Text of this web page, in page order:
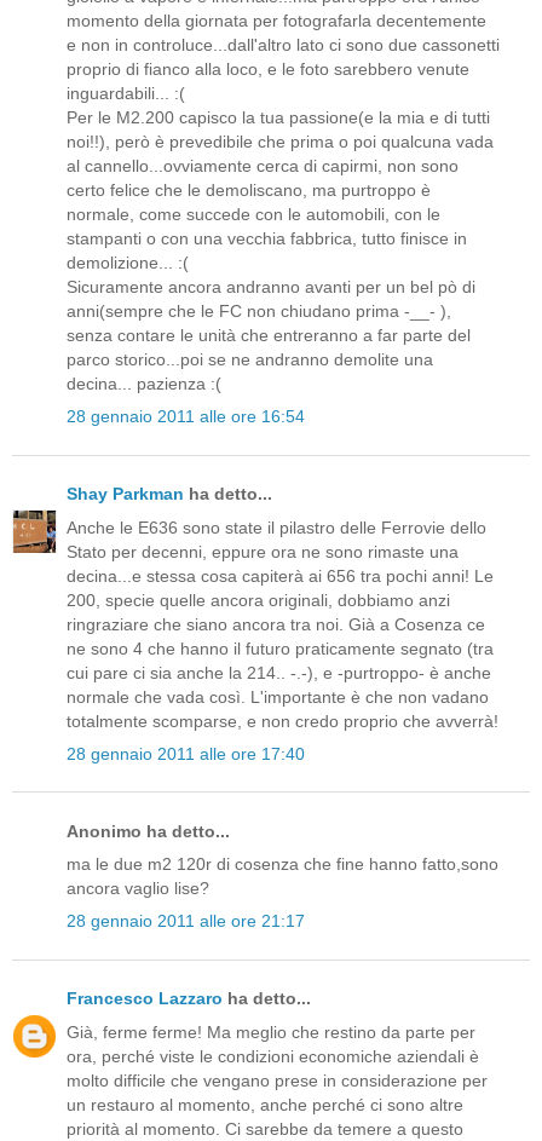
momento della giornata per fotografarla decentemente
e non in controluce...dall'altro lato ci sono due cassonetti
proprio di fianco alla loco, e le foto sarebbero venute
inguardabili... :(
Per le M2.200 capisco la tua passione(e la mia e di tutti
noi!!), però è prevedibile che prima o poi qualcuna vada
al cannello...ovviamente cerca di capirmi, non sono
certo felice che le demoliscano, ma purtroppo è
normale, come succede con le automobili, con le
stampanti o con una vecchia fabbrica, tutto finisce in
demolizione... :(
Sicuramente ancora andranno avanti per un bel pò di
anni(sempre che le FC non chiudano prima -__- ),
senza contare le unità che entreranno a far parte del
parco storico...poi se ne andranno demolite una
decina... pazienza :(
28 gennaio 2011 alle ore 16:54
Shay Parkman ha detto...
Anche le E636 sono state il pilastro delle Ferrovie dello
Stato per decenni, eppure ora ne sono rimaste una
decina...e stessa cosa capiterà ai 656 tra pochi anni! Le
200, specie quelle ancora originali, dobbiamo anzi
ringraziare che siano ancora tra noi. Già a Cosenza ce
ne sono 4 che hanno il futuro praticamente segnato (tra
cui pare ci sia anche la 214.. -.-), e -purtroppo- è anche
normale che vada così. L'importante è che non vadano
totalmente scomparse, e non credo proprio che avverrà!
28 gennaio 2011 alle ore 17:40
Anonimo ha detto...
ma le due m2 120r di cosenza che fine hanno fatto,sono
ancora vaglio lise?
28 gennaio 2011 alle ore 21:17
Francesco Lazzaro ha detto...
Già, ferme ferme! Ma meglio che restino da parte per
ora, perché viste le condizioni economiche aziendali è
molto difficile che vengano prese in considerazione per
un restauro al momento, anche perché ci sono altre
priorità al momento. Ci sarebbe da temere a questo